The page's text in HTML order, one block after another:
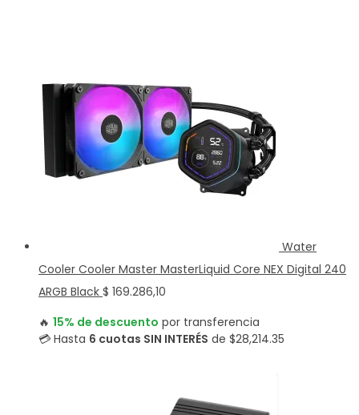
Water
Cooler Cooler Master MasterLiquid Core NEX Digital 240
ARGB Black $ 169.286,10
🔥 15% de descuento por transferencia
💳 Hasta 6 cuotas SIN INTERÉS de $28,214.35